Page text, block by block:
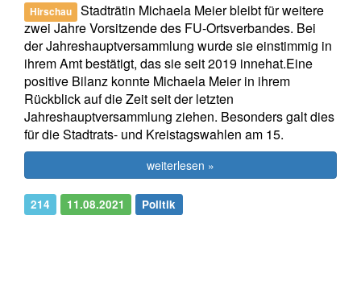
Hirschau
Stadträtin Michaela Meier bleibt für weitere
zwei Jahre Vorsitzende des FU-Ortsverbandes. Bei
der Jahreshauptversammlung wurde sie einstimmig in
ihrem Amt bestätigt, das sie seit 2019 innehat.Eine
positive Bilanz konnte Michaela Meier in ihrem
Rückblick auf die Zeit seit der letzten
Jahreshauptversammlung ziehen. Besonders galt dies
für die Stadtrats- und Kreistagswahlen am 15.
weiterlesen »
214 11.08.2021 Politik